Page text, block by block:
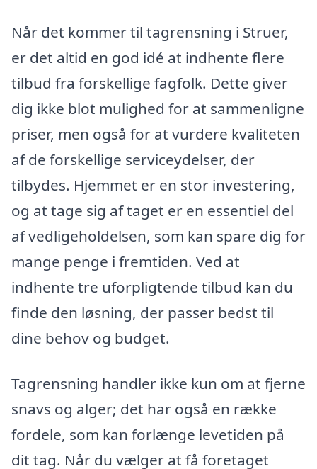
Når det kommer til tagrensning i Struer,
er det altid en god idé at indhente flere
tilbud fra forskellige fagfolk. Dette giver
dig ikke blot mulighed for at sammenligne
priser, men også for at vurdere kvaliteten
af de forskellige serviceydelser, der
tilbydes. Hjemmet er en stor investering,
og at tage sig af taget er en essentiel del
af vedligeholdelsen, som kan spare dig for
mange penge i fremtiden. Ved at
indhente tre uforpligtende tilbud kan du
finde den løsning, der passer bedst til
dine behov og budget.
Tagrensning handler ikke kun om at fjerne
snavs og alger; det har også en række
fordele, som kan forlænge levetiden på
dit tag. Når du vælger at få foretaget